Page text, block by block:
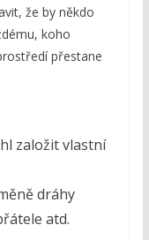
že by někdo
koho
přestane
založit vlastní
dráhy
atd.